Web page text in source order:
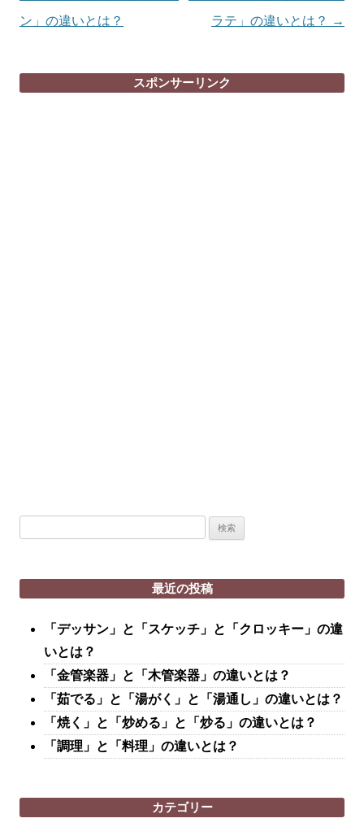
稿
ビ
ン」の違いとは？
ラテ」の違いとは？
→
スポンサーリンク
最近の投稿
「デッサン」と「スケッチ」と「クロッキー」の違
いとは？
「金管楽器」と「木管楽器」の違いとは？
「茹でる」と「湯がく」と「湯通し」の違いとは？
「焼く」と「炒める」と「炒る」の違いとは？
「調理」と「料理」の違いとは？
カテゴリー